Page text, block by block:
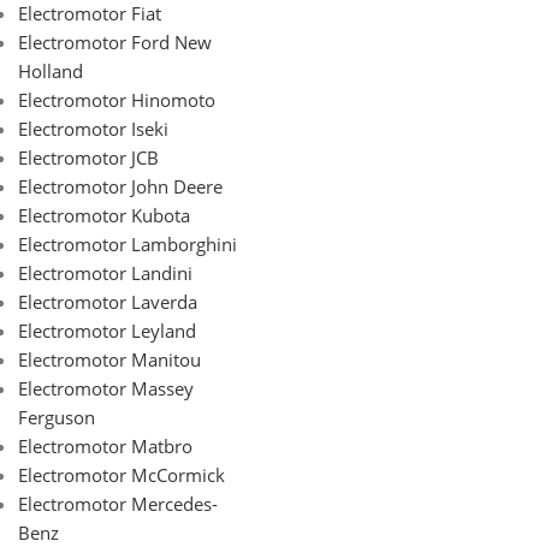
Electromotor Fiat
Electromotor Ford New
Holland
Electromotor Hinomoto
Electromotor Iseki
Electromotor JCB
Electromotor John Deere
Electromotor Kubota
Electromotor Lamborghini
Electromotor Landini
Electromotor Laverda
Electromotor Leyland
Electromotor Manitou
Electromotor Massey
Ferguson
Electromotor Matbro
Electromotor McCormick
Electromotor Mercedes-
Benz